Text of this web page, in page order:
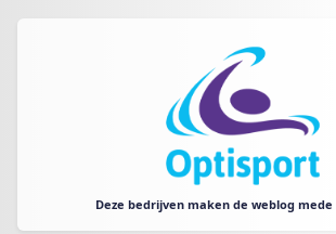
Deze bedrijven maken de weblog